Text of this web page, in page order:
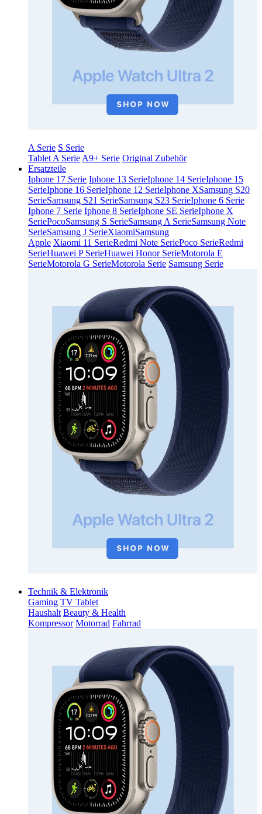
A Serie S Serie
Tablet A Serie A9+ Serie Original Zubehör
Ersatzteile
Iphone 17 Serie Iphone 13 SerieIphone 14 SerieIphone 15
SerieIphone 16 SerieIphone 12 SerieIphone XSamsung S20
SerieSamsung S21 SerieSamsung S23 SerieIphone 6 Serie
Iphone 7 Serie Iphone 8 SerieIphone SE SerieIphone X
SeriePocoSamsung S SerieSamsung A SerieSamsung Note
SerieSamsung J SerieXiaomiSamsung
Apple Xiaomi 11 SerieRedmi Note SeriePoco SerieRedmi
SerieHuawei P SerieHuawei Honor SerieMotorola E
SerieMotorola G SerieMotorola Serie Samsung Serie
Technik & Elektronik
Gaming TV Tablet
Haushalt Beauty & Health
Kompressor Motorrad Fahrrad